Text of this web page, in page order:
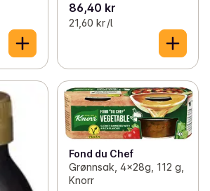
86,40 kr
21,60 kr /l
Fond du Chef
Grønnsak, 4x28g, 112 g,
Knorr